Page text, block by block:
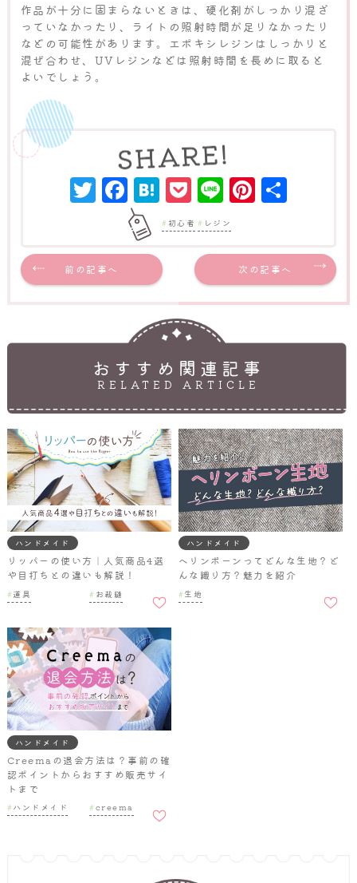
作品が十分に固まらないときは、硬化剤がしっかり混ざ
っていなかったり、ライトの照射時間が足りなかったり
などの可能性があります。エポキシレジンはしっかりと
混ぜ合わせ、UVレジンなどは照射時間を長めに取ると
よいでしょう。
Twitter
Facebook
Hatena
Pocket
Line
初心者 レジン
前の記事へ 次の記事へ
おすすめ関連記事
RELATED ARTICLE
ハンドメイド
リッパーの使い方｜人気商品4選
や目打ちとの違いも解説！
道具 お裁縫
入りに
ハンドメイド
ヘリンボーンってどんな生地？ど
んな織り方？魅力を紹介
生地
入りに
ハンドメイド
Creemaの退会方法は？事前の確
認ポイントからおすすめ販売サイ
トまで
ハンドメイド creema
入りに